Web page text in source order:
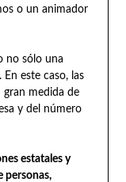
o un animador
no sólo una
este caso, las
gran medida de
y del número
estatales y
personas,